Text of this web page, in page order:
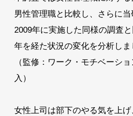
男性管理職と比較し、さらに
2009年に実施した同様の調査
年を経た状況の変化を分析しま
（監修：ワーク・モチベーシ
入）
女性上司は部下のやる気を上